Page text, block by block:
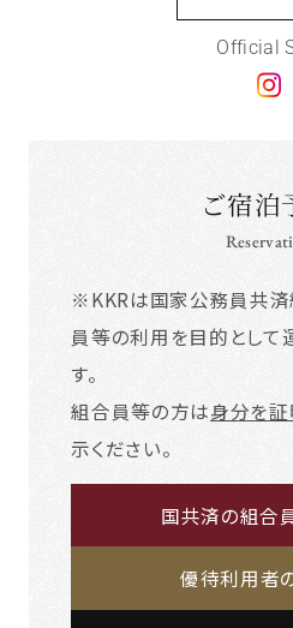
Official
ご宿泊
※KKRは国家公務員共
員等の利用を目的として
す。
組合員等の方は身分を証
示ください。
国共済の組合
優待利用者